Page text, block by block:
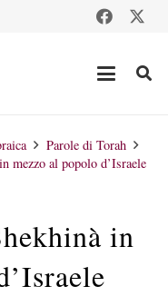
Parole di Torah
mezzo al popolo d’Israele
in